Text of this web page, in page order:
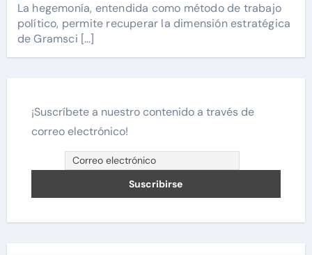
La hegemonía, entendida como método de trabajo
político, permite recuperar la dimensión estratégica
de Gramsci […]
¡Suscríbete a nuestro contenido a través de
correo electrónico!